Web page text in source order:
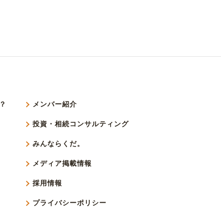
メンバー紹介
投資・相続コンサルティング
みんならくだ。
メディア掲載情報
採用情報
プライバシーポリシー